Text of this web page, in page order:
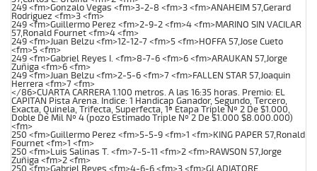
249 <fm>Gonzalo Vegas <fm>3-2-8 <fm>3 <fm>ANAHEIM 57,Gerard
Rodriguez <fm>3 <fm>
249 <fm>Guillermo Perez <fm>2-9-2 <fm>4 <fm>MARINO SIN VACILAR
57,Ronald Fournet <fm>4 <fm>
249 <fm>Juan Belzu <fm>12-12-7 <fm>5 <fm>HOFFA 57,Jose Cueto
<fm>5 <fm>
249 <fm>Gabriel Reyes I. <fm>8-7-6 <fm>6 <fm>ARAUKAN 57,Jorge
Zuñiga <fm>6 <fm>
249 <fm>Juan Belzu <fm>2-5-6 <fm>7 <fm>FALLEN STAR 57,Joaquin
Herrera <fm>7 <fm>
</86>CUARTA CARRERA 1.100 metros. A las 16:35 horas. Premio: EL
CAPITAN Pista Arena. Indice: 1 Handicap Ganador, Segundo, Tercero,
Exacta, Quinela, Trifecta, Superfecta, 1ª Etapa Triple Nº 2 De $1.000,
Doble De Mil Nº 4 (pozo Estimado Triple Nº 2 De $1.000 $8.000.000)
<fm>
250 <fm>Guillermo Perez <fm>5-5-9 <fm>1 <fm>KING PAPER 57,Ronald
Fournet <fm>1 <fm>
250 <fm>Luis Salinas T. <fm>7-5-11 <fm>2 <fm>RAWSON 57,Jorge
Zuñiga <fm>2 <fm>